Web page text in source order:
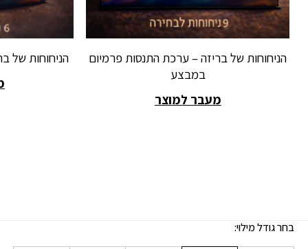
הניחוחות של בריזה – ערכת התנסות פרמיום
במבצע
מעבר למוצר
הניחוחות של
בחר גודל מילוי